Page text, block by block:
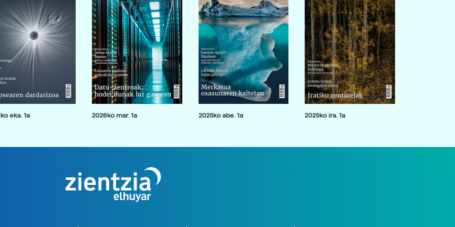
eka. 1a 2026ko mar. 1a 2025ko abe. 1a 2025ko ira. 1a